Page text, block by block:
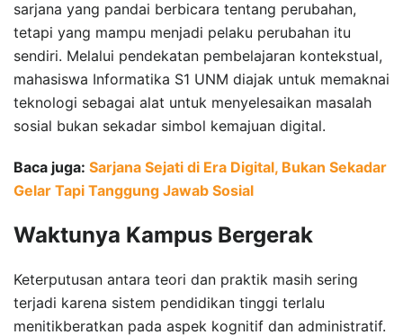
sarjana yang pandai berbicara tentang perubahan,
tetapi yang mampu menjadi pelaku perubahan itu
sendiri. Melalui pendekatan pembelajaran kontekstual,
mahasiswa Informatika S1 UNM diajak untuk memaknai
teknologi sebagai alat untuk menyelesaikan masalah
sosial bukan sekadar simbol kemajuan digital.
Baca juga: Sarjana Sejati di Era Digital, Bukan Sekadar
Gelar Tapi Tanggung Jawab Sosial
Waktunya Kampus Bergerak
Keterputusan antara teori dan praktik masih sering
terjadi karena sistem pendidikan tinggi terlalu
menitikberatkan pada aspek kognitif dan administratif.